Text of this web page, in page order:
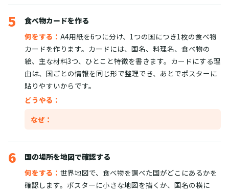
5
食べ物カードを作る
何をする： A4用紙を6つに分け、1つの国につき1枚の食べ物
カードを作ります。カードには、国名、料理名、食べ物の
絵、主な材料3つ、ひとこと特徴を書きます。カードにする理
由は、国ごとの情報を同じ形で整理でき、あとでポスターに
貼りやすいからです。
どうやる：
なぜ：
6
国の場所を地図で確認する
何をする： 世界地図で、食べ物を調べた国がどこにあるかを
確認します。ポスターに小さな地図を描くか、国名の横に